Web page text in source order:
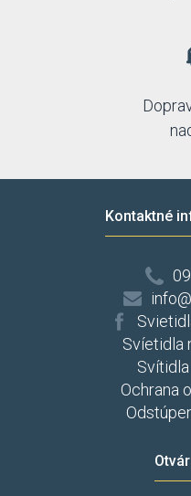
Kontaktné
Svíetidla
Ochrana